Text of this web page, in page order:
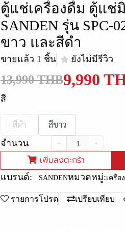
ตู้แช่เครื่องดื่ม ตู้แช่
SANDEN รุ่น SPC-
ขาว และสีดำ
ขายแล้ว 1 ชิ้น ยังไม่มีรีวิว
13,990 THB9,990
สี
สีดำ สีขาว
จำนวน
เพิ่มลงตะกร้า
แบรนด์: SANDENหมวดหมู่:เครื่
รายการโปรด เปรียบเทียบ